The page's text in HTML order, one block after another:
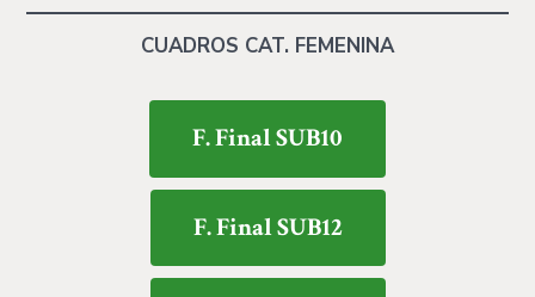
CUADROS CAT. FEMENINA
F. Final SUB10
F. Final SUB12